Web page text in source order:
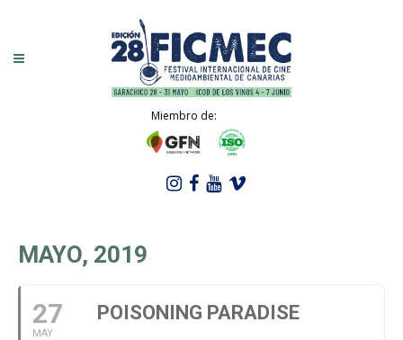
Miembro de:
MAYO, 2019
27
MAY
POISONING PARADISE